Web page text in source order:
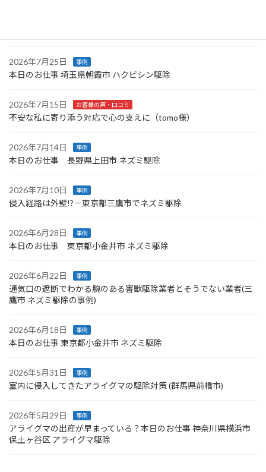
2026年7月25日 事例
本日のお仕事 埼玉県朝霞市 ハクビシン駆除
2026年7月15日 お客様の声・口コミ
不安な私に寄り添う対応で心の支えに（tomo様）
2026年7月14日 事例
本日のお仕事 長野県上田市 ネズミ駆除
2026年7月10日 事例
侵入経路は外壁!?－東京都三鷹市でネズミ駆除
2026年6月28日 事例
本日のお仕事 東京都小金井市 ネズミ駆除
2026年6月22日 事例
通気口の遮断でわかる腕のある害獣駆除業者とそうでない業者(三
鷹市 ネズミ駆除の事例)
2026年6月18日 事例
本日のお仕事 東京都小金井市 ネズミ駆除
2026年5月31日 事例
室内に侵入してきたアライグマの駆除対策 (群馬県前橋市)
2026年5月29日 事例
アライグマの出産が早まっている？本日のお仕事 神奈川県横浜市
保土ヶ谷区 アライグマ駆除